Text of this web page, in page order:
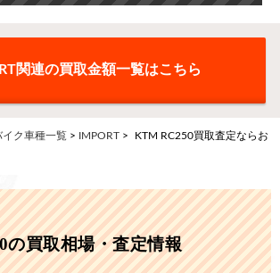
関連の買取金額一覧はこちら
イク車種一覧 > IMPORT >
KTM RC250買取査定ならお
買取相場・査定情報